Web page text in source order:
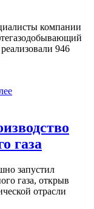
компании
946
газа
запустил
газа, открыв
отрасли